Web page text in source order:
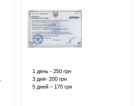
1 день - 250 грн
3 дня- 200 грн
5 дней – 170 грн